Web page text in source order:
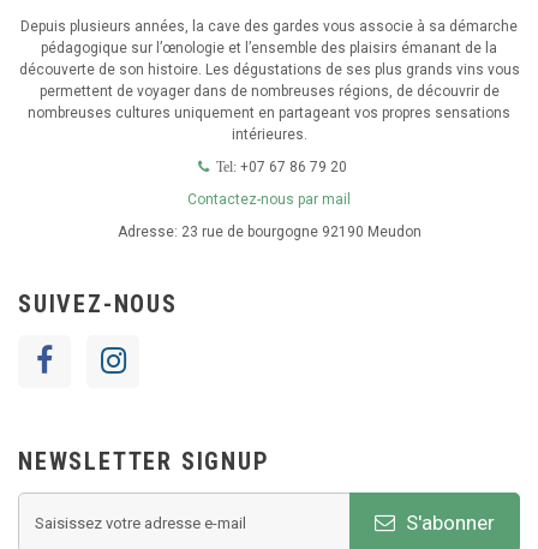
Depuis plusieurs années, la cave des gardes vous associe à sa démarche
pédagogique sur l’œnologie et l’ensemble des plaisirs émanant de la
découverte de son histoire. Les dégustations de ses plus grands vins vous
permettent de voyager dans de nombreuses régions, de découvrir de
nombreuses cultures uniquement en partageant vos propres sensations
intérieures.
Tel:+07 67 86 79 20
Contactez-nous par mail
Adresse: 23 rue de bourgogne 92190 Meudon
SUIVEZ-NOUS
NEWSLETTER SIGNUP
S'abonner